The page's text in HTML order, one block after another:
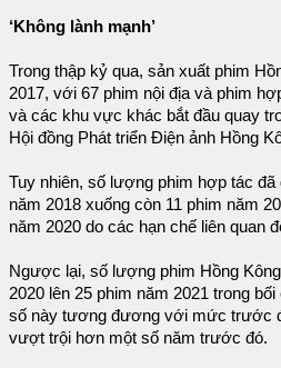
‘Không lành mạnh’
Trong thập kỷ qua, sản xuất phim
2017, với 67 phim nội địa và phim
và các khu vực khác bắt đầu quay
Hội đồng Phát triển Điện ảnh Hồng
Tuy nhiên, số lượng phim hợp tác
năm 2018 xuống còn 11 phim năm
năm 2020 do các hạn chế liên quan
Ngược lại, số lượng phim Hồng
2020 lên 25 phim năm 2021 trong
số này tương đương với mức trước
vượt trội hơn một số năm trước đó.